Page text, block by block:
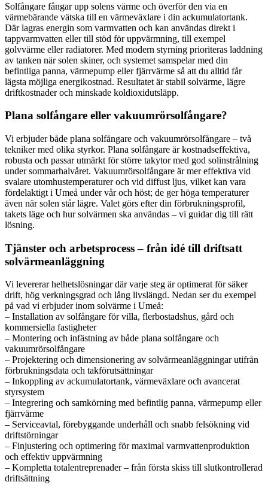
Solfångare fångar upp solens värme och överför den via en
värmebärande vätska till en värmeväxlare i din ackumulatortank.
Där lagras energin som varmvatten och kan användas direkt i
tappvarmvatten eller till stöd för uppvärmning, till exempel
golvvärme eller radiatorer. Med modern styrning prioriteras laddning
av tanken när solen skiner, och systemet samspelar med din
befintliga panna, värmepump eller fjärrvärme så att du alltid får
lägsta möjliga energikostnad. Resultatet är stabil solvärme, lägre
driftkostnader och minskade koldioxidutsläpp.
Plana solfångare eller vakuumrörsolfångare?
Vi erbjuder både plana solfångare och vakuumrörsolfångare – två
tekniker med olika styrkor. Plana solfångare är kostnadseffektiva,
robusta och passar utmärkt för större takytor med god solinstrålning
under sommarhalvåret. Vakuumrörsolfångare är mer effektiva vid
svalare utomhustemperaturer och vid diffust ljus, vilket kan vara
fördelaktigt i Umeå under vår och höst; de ger höga temperaturer
även när solen står lägre. Valet görs efter din förbrukningsprofil,
takets läge och hur solvärmen ska användas – vi guidar dig till rätt
lösning.
Tjänster och arbetsprocess – från idé till driftsatt
solvärmeanläggning
Vi levererar helhetslösningar där varje steg är optimerat för säker
drift, hög verkningsgrad och lång livslängd. Nedan ser du exempel
på vad vi erbjuder inom solvärme i Umeå:
– Installation av solfångare för villa, flerbostadshus, gård och
kommersiella fastigheter
– Montering och infästning av både plana solfångare och
vakuumrörsolfångare
– Projektering och dimensionering av solvärmeanläggningar utifrån
förbrukningsdata och takförutsättningar
– Inkoppling av ackumulatortank, värmeväxlare och avancerat
styrsystem
– Integrering och samkörning med befintlig panna, värmepump eller
fjärrvärme
– Serviceavtal, förebyggande underhåll och snabb felsökning vid
driftstörningar
– Finjustering och optimering för maximal varmvattenproduktion
och effektiv uppvärmning
– Kompletta totalentreprenader – från första skiss till slutkontrollerad
driftsättning